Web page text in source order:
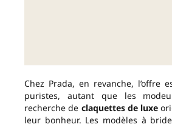
Chez Prada, en revanche, l’offre
puristes, autant que les
recherche de claquettes de luxe
leur bonheur. Les modèles à